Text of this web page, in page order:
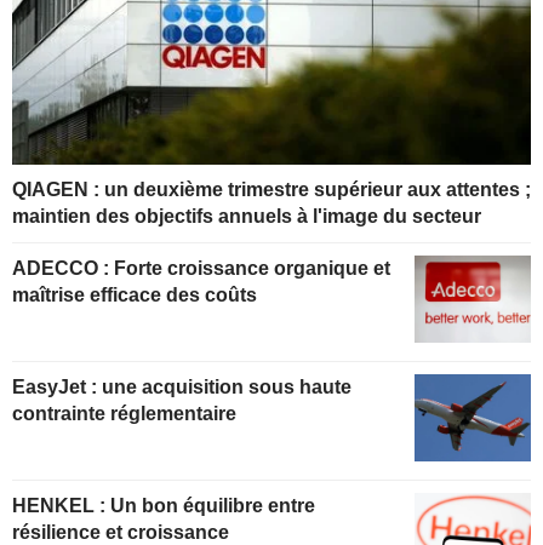
QIAGEN : un deuxième trimestre supérieur aux attentes ;
maintien des objectifs annuels à l'image du secteur
ADECCO : Forte croissance organique et
maîtrise efficace des coûts
EasyJet : une acquisition sous haute
contrainte réglementaire
HENKEL : Un bon équilibre entre
résilience et croissance